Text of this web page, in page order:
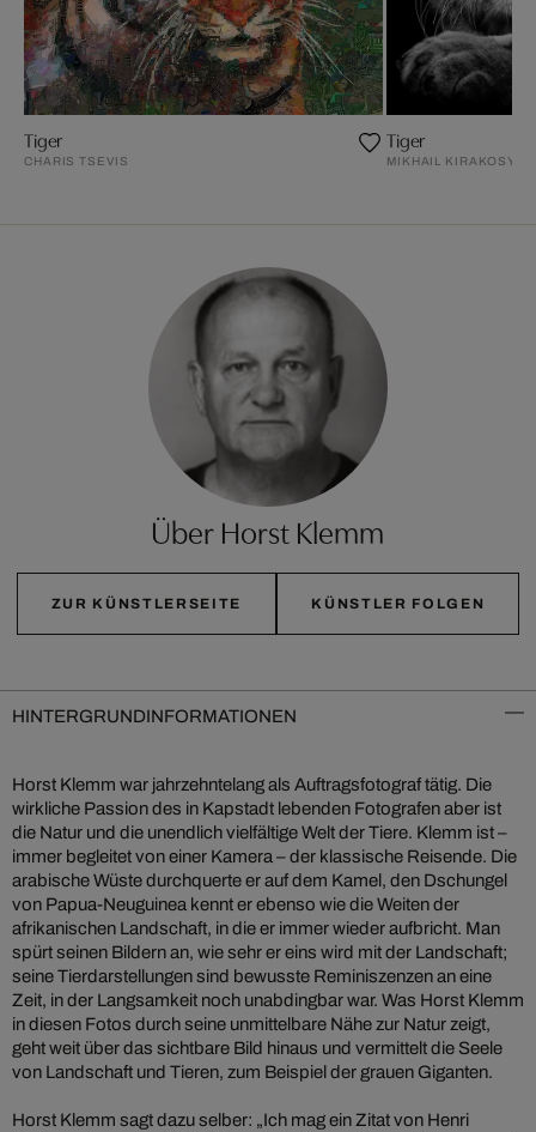
Tiger
CHARIS TSEVIS
Tiger
MIKHAIL KIRAKOSYAN
Über Horst Klemm
ZUR KÜNSTLERSEITE KÜNSTLER FOLGEN
HINTERGRUNDINFORMATIONEN
Horst Klemm war jahrzehntelang als Auftragsfotograf tätig. Die
wirkliche Passion des in Kapstadt lebenden Fotografen aber ist
die Natur und die unendlich vielfältige Welt der Tiere. Klemm ist –
immer begleitet von einer Kamera – der klassische Reisende. Die
arabische Wüste durchquerte er auf dem Kamel, den Dschungel
von Papua-Neuguinea kennt er ebenso wie die Weiten der
afrikanischen Landschaft, in die er immer wieder aufbricht. Man
spürt seinen Bildern an, wie sehr er eins wird mit der Landschaft;
seine Tierdarstellungen sind bewusste Reminiszenzen an eine
Zeit, in der Langsamkeit noch unabdingbar war. Was Horst Klemm
in diesen Fotos durch seine unmittelbare Nähe zur Natur zeigt,
geht weit über das sichtbare Bild hinaus und vermittelt die Seele
von Landschaft und Tieren, zum Beispiel der grauen Giganten.
Horst Klemm sagt dazu selber: „Ich mag ein Zitat von Henri